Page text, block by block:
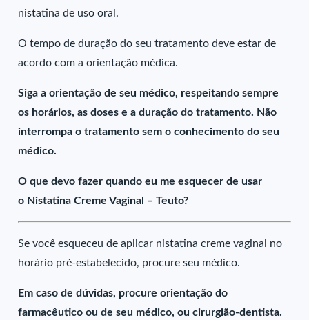
nistatina de uso oral.
O tempo de duração do seu tratamento deve estar de
acordo com a orientação médica.
Siga a orientação de seu médico, respeitando sempre
os horários, as doses e a duração do tratamento. Não
interrompa o tratamento sem o conhecimento do seu
médico.
O que devo fazer quando eu me esquecer de usar
o Nistatina Creme Vaginal – Teuto?
Se você esqueceu de aplicar nistatina creme vaginal no
horário pré-estabelecido, procure seu médico.
Em caso de dúvidas, procure orientação do
farmacêutico ou de seu médico, ou cirurgião-dentista.